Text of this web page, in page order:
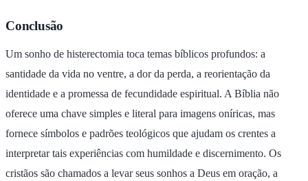
Conclusão
Um sonho de histerectomia toca temas bíblicos profundos: a
santidade da vida no ventre, a dor da perda, a reorientação da
identidade e a promessa de fecundidade espiritual. A Bíblia não
oferece uma chave simples e literal para imagens oníricas, mas
fornece símbolos e padrões teológicos que ajudam os crentes a
interpretar tais experiências com humildade e discernimento. Os
cristãos são chamados a levar seus sonhos a Deus em oração, a